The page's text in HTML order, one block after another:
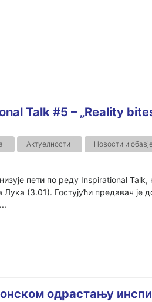
Talk #5 – „Reality
Актуелности Новости и
пети по реду Inspirational
(3.01). Гостујући предавач је
одрастању